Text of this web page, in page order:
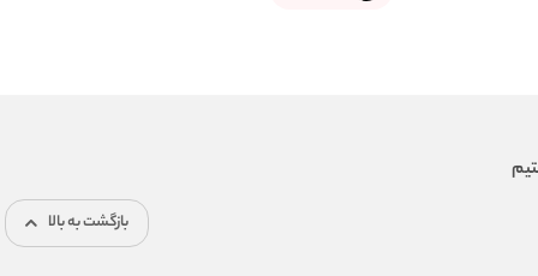
بازگشت به بالا